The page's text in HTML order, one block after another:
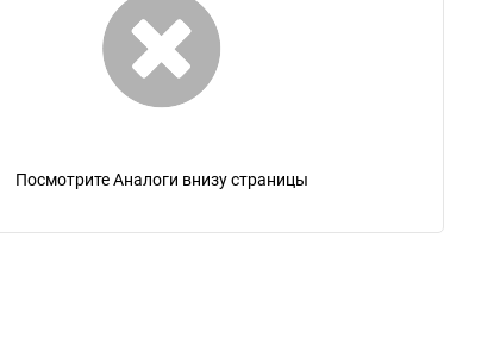
Посмотрите Аналоги внизу страницы